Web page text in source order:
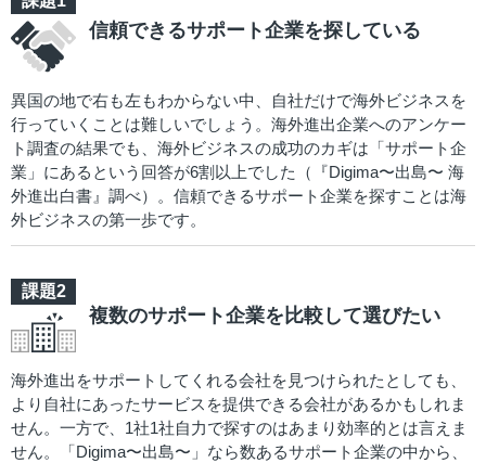
信頼できるサポート企業を探している
異国の地で右も左もわからない中、自社だけで海外ビジネスを
行っていくことは難しいでしょう。海外進出企業へのアンケー
ト調査の結果でも、海外ビジネスの成功のカギは「サポート企
業」にあるという回答が6割以上でした（『Digima〜出島〜 海
外進出白書』調べ）。信頼できるサポート企業を探すことは海
外ビジネスの第一歩です。
複数のサポート企業を比較して選びたい
海外進出をサポートしてくれる会社を見つけられたとしても、
より自社にあったサービスを提供できる会社があるかもしれま
せん。一方で、1社1社自力で探すのはあまり効率的とは言えま
せん。「Digima〜出島〜」なら数あるサポート企業の中から、